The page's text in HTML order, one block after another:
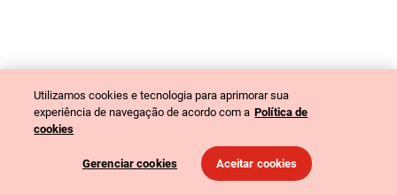
Utilizamos cookies e tecnologia para aprimorar sua
experiência de navegação de acordo com a Política de
cookies
Gerenciar cookies Aceitar cookies